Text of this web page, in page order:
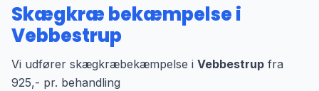
Skægkræ bekæmpelse i
Vebbestrup
Vi udfører skægkræbekæmpelse i Vebbestrup fra
925,- pr. behandling